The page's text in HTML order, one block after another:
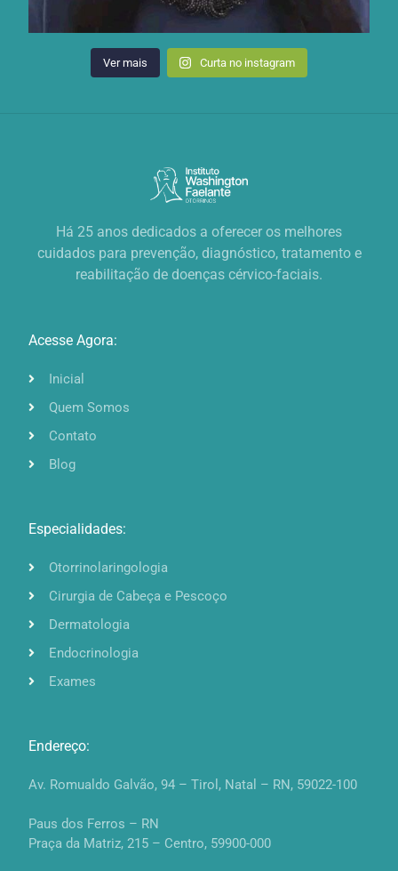
Ver mais Curta no instagram
Há 25 anos dedicados a oferecer os melhores
cuidados para prevenção, diagnóstico, tratamento e
reabilitação de doenças cérvico-faciais.
Acesse Agora:
Inicial
Quem Somos
Contato
Blog
Especialidades:
Otorrinolaringologia
Cirurgia de Cabeça e Pescoço
Dermatologia
Endocrinologia
Exames
Endereço:
Av. Romualdo Galvão, 94 – Tirol, Natal – RN, 59022-100
Paus dos Ferros – RN
Praça da Matriz, 215 – Centro, 59900-000